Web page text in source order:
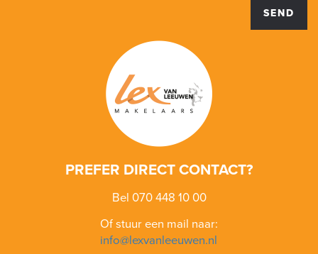
SEND
PREFER DIRECT CONTACT?
Bel 070 448 10 00
Of stuur een mail naar:
info@lexvanleeuwen.nl